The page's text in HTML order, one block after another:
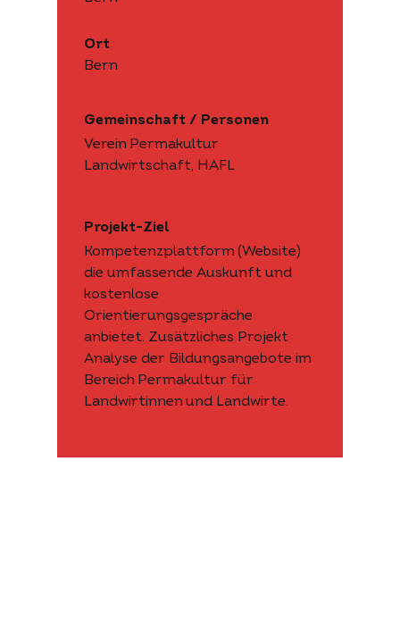
Ort
Bern
Gemeinschaft / Personen
Verein Permakultur
Landwirtschaft, HAFL
Projekt-Ziel
Kompetenzplattform (Website)
die umfassende Auskunft und
kostenlose
Orientierungsgespräche
anbietet. Zusätzliches Projekt
Analyse der Bildungsangebote im
Bereich Permakultur für
Landwirtinnen und Landwirte.